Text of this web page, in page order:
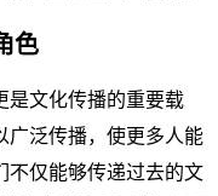
色
是文化传播的重要载
广泛传播，使更多人能
不仅能够传递过去的文